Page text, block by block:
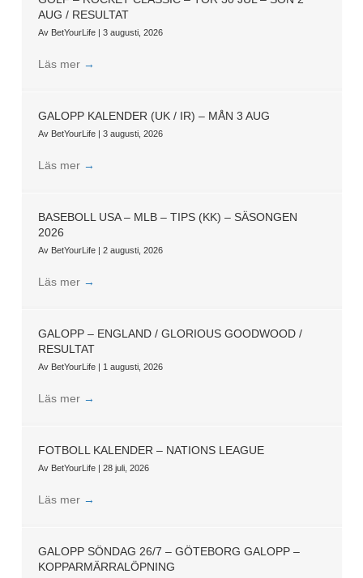
AUG / RESULTAT
Av BetYourLife | 3 augusti, 2026
Läs mer →
GALOPP KALENDER (UK / IR) – MÅN 3 AUG
Av BetYourLife | 3 augusti, 2026
Läs mer →
BASEBOLL USA – MLB – TIPS (KK) – SÄSONGEN
2026
Av BetYourLife | 2 augusti, 2026
Läs mer →
GALOPP – ENGLAND / GLORIOUS GOODWOOD /
RESULTAT
Av BetYourLife | 1 augusti, 2026
Läs mer →
FOTBOLL KALENDER – NATIONS LEAGUE
Av BetYourLife | 28 juli, 2026
Läs mer →
GALOPP SÖNDAG 26/7 – GÖTEBORG GALOPP –
KOPPARMÄRRALÖPNING